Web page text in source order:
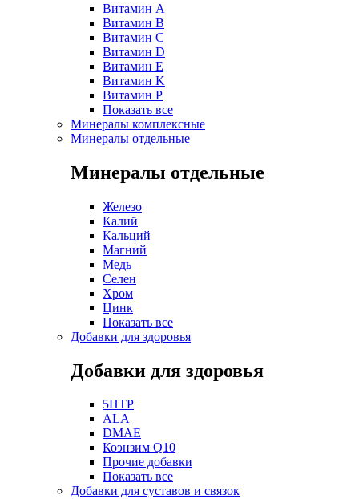
Витамин A
Витамин B
Витамин C
Витамин D
Витамин E
Витамин K
Витамин P
Показать все
Минералы комплексные
Минералы отдельные
Минералы отдельные
Железо
Калий
Кальций
Магний
Медь
Селен
Хром
Цинк
Показать все
Добавки для здоровья
Добавки для здоровья
5HTP
ALA
DMAE
Коэнзим Q10
Прочие добавки
Показать все
Добавки для суставов и связок